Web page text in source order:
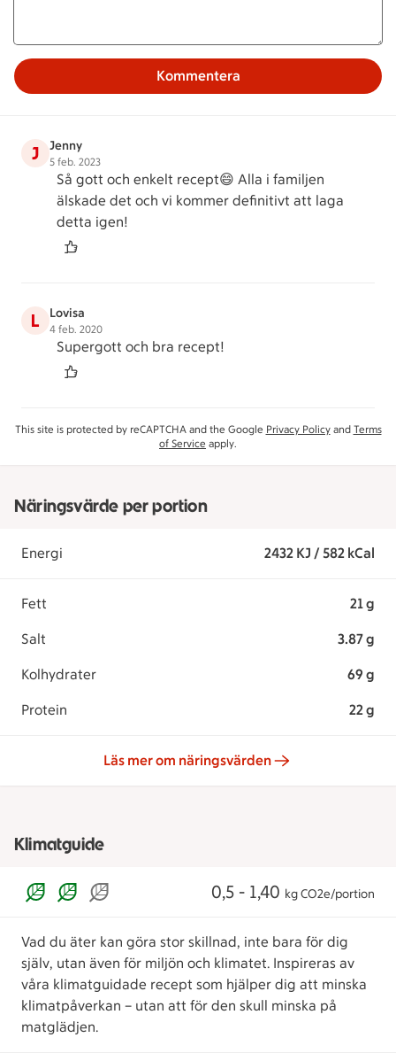
Kommentera
J Jenny
5 feb. 2023
Så gott och enkelt recept😄 Alla i familjen
älskade det och vi kommer definitivt att laga
detta igen!
L Lovisa
4 feb. 2020
Supergott och bra recept!
This site is protected by reCAPTCHA and the Google Privacy Policyand Terms
of Service apply.
Näringsvärde per portion
Energi 2432 KJ / 582 kCal
Fett 21 g
Salt 3.87 g
Kolhydrater 69 g
Protein 22 g
Läs mer om näringsvärden
Klimatguide
0,5 - 1,40 kg CO2e/portion
Vad du äter kan göra stor skillnad, inte bara för dig
själv, utan även för miljön och klimatet. Inspireras av
våra klimatguidade recept som hjälper dig att minska
klimatpåverkan – utan att för den skull minska på
matglädjen.